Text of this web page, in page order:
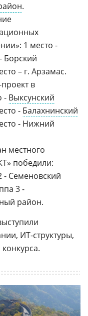
.
1 место -
Борский
– г. Арзамас.
в
- Выксунский
- Балахнинский
- Нижний
местного
победили:
- Семеновский
3 -
район.
ИТ-структуры,